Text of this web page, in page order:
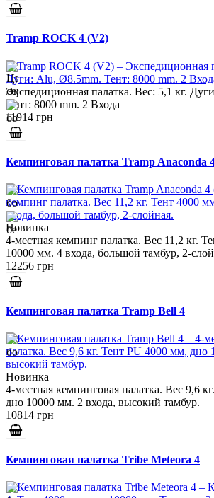
Tramp ROCK 4 (V2)
Экспедиционная палатка. Вес: 5,1 кг.
Тент: 8000 mm. 2 Входа
11914 грн
Кемпинговая палатка Tramp Anaconda
Новинка
4-местная кемпинг палатка. Вес 11,2 кг.
10000 мм. 4 входа, большой тамбур, 2-
12256 грн
Кемпинговая палатка Tramp Bell 4
Новинка
4-местная кемпинговая палатка. Вес 9,6
дно 10000 мм. 2 входа, высокий тамбур.
10814 грн
Кемпинговая палатка Tribe Meteora 4